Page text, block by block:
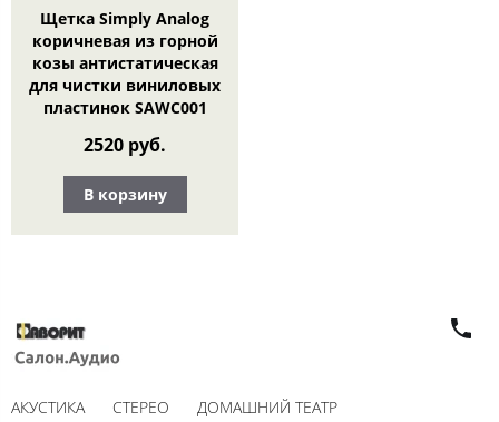
Щетка Simply Analog
коричневая из горной
козы антистатическая
для чистки виниловых
пластинок SAWC001
2520 руб.
В корзину
АКУСТИКА СТЕРЕО
ДОМАШНИЙ ТЕАТР